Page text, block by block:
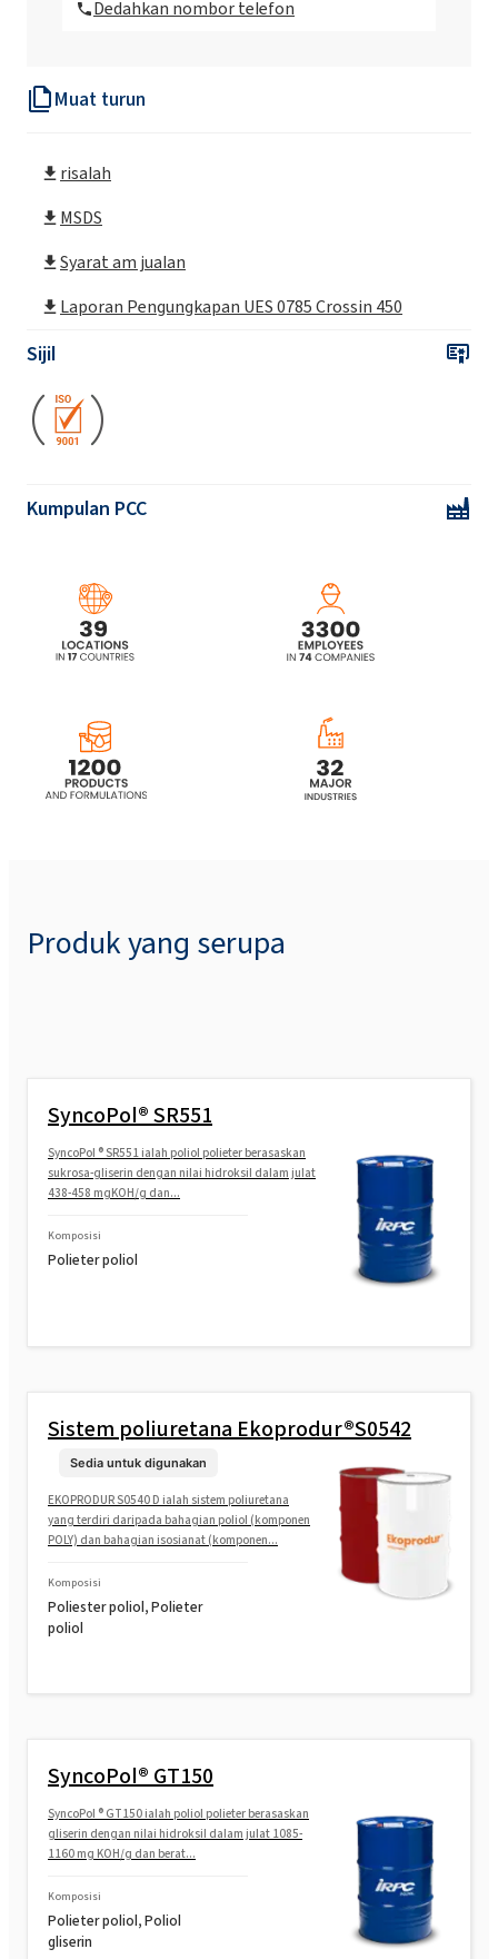
Muat turun
risalah
MSDS
Syarat am jualan
Laporan Pengungkapan UES 0785 Crossin 450
Sijil
Kumpulan PCC
Dedahkan nombor telefon
Produk yang serupa
SyncoPol® SR551
SyncoPol ® SR551 ialah poliol polieter berasaskan
sukrosa-gliserin dengan nilai hidroksil dalam julat
438-458 mgKOH/g dan...
Komposisi
Polieter poliol
Sistem poliuretana Ekoprodur®S0542
Sedia untuk digunakan
EKOPRODUR S0540 D ialah sistem poliuretana
yang terdiri daripada bahagian poliol (komponen
POLY) dan bahagian isosianat (komponen...
Komposisi
Poliester poliol, Polieter
poliol
SyncoPol® GT150
SyncoPol ® GT150 ialah poliol polieter berasaskan
gliserin dengan nilai hidroksil dalam julat 1085-
1160 mg KOH/g dan berat...
Komposisi
Polieter poliol, Poliol
gliserin